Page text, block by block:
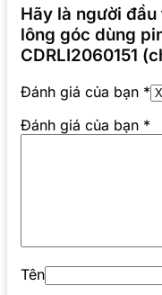
Hãy là người
lông góc dùng
CDRLI2060151
Đánh giá của bạn *
Đánh giá của bạn *
Tên